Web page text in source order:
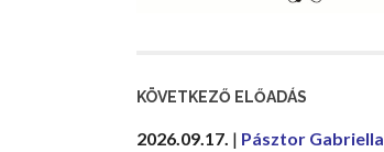
KÖVETKEZŐ ELŐADÁS
2026.09.17. | Pásztor Gabriella